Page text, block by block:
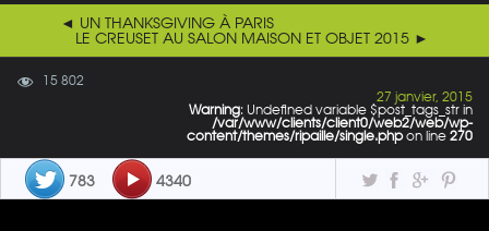
◄ UN THANKSGIVING À PARIS
LE CREUSET AU SALON MAISON ET OBJET 2015 ►
15 802
27 janvier, 2015
Warning: Undefined variable $post_tags_str in
/var/www/clients/client0/web2/web/wp-
content/themes/ripaille/single.phpon line 270
783 4340